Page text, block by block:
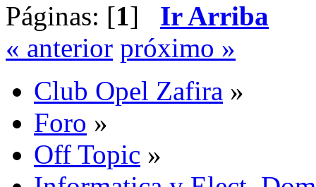
Páginas: [1] Ir Arriba
« anterior próximo »
Club Opel Zafira »
Foro »
Off Topic »